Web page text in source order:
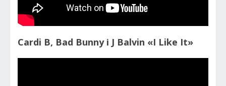
Cardi B, Bad Bunny і J Balvin «I Like It»